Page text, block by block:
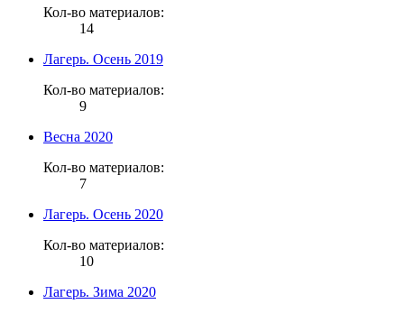
Кол-во материалов:
14
Лагерь. Осень 2019
Кол-во материалов:
9
Весна 2020
Кол-во материалов:
7
Лагерь. Осень 2020
Кол-во материалов:
10
Лагерь. Зима 2020